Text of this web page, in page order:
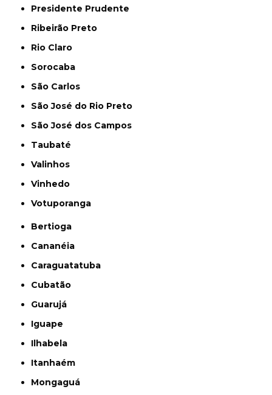
Presidente Prudente
Ribeirão Preto
Rio Claro
Sorocaba
São Carlos
São José do Rio Preto
São José dos Campos
Taubaté
Valinhos
Vinhedo
Votuporanga
Bertioga
Cananéia
Caraguatatuba
Cubatão
Guarujá
Iguape
Ilhabela
Itanhaém
Mongaguá